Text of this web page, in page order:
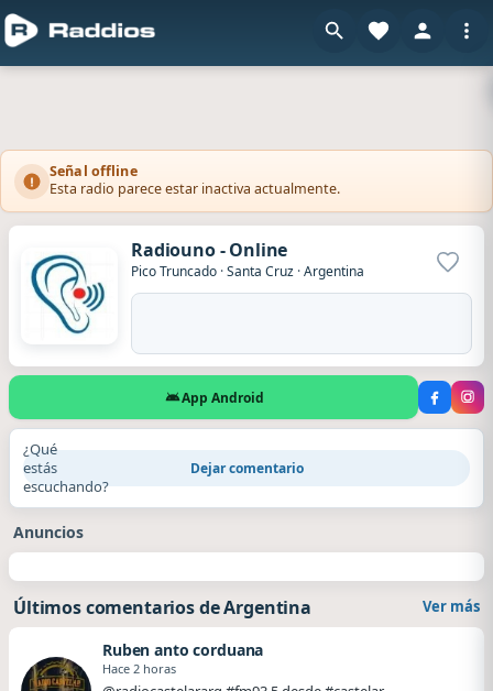
Señal offline
Esta radio parece estar inactiva actualmente.
Radiouno - Online
Pico Truncado ·Santa Cruz ·Argentina
App Android
¿Qué
estás
escuchando?
Dejar comentario
Anuncios
Últimos comentarios de Argentina Ver más
Ruben anto corduana
Hace 2 horas